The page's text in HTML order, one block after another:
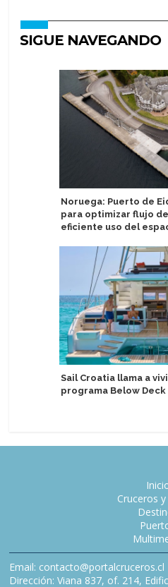
SIGUE NAVEGANDO
Noruega: Puerto de
para optimizar flujo
eficiente uso del
Sail Croatia llama a
programa Below
Cruceros
Email: contacto@portalcruceros.cl
Dirección: Viana 837, of. 214,